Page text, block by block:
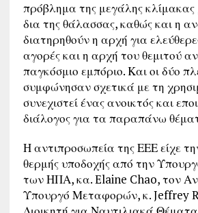
πρόβλημα της μεγάλης
δια της θάλασσας, καθώς και η
διατηρηθούν η αρχή για
αγορές και η αρχή του θεμιτού
παγκόσμιο εμπόριο. Και οι δύο
συμφώνησαν σχετικά με τη
συνεχιστεί ένας ανοικτός και
διάλογος για τα παραπάνω
Η αντιπροσωπεία της ΕΕΕ είχε
θερμής υποδοχής από την
των ΗΠΑ, κα. Elaine Chao, τον
Υπουργό Μεταφορών, κ. Jeffrey